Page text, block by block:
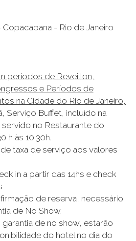
Copacabana - Rio de Janeiro
períodos de Reveillon,
e Períodos de
na Cidade do Rio de Janeiro,
Serviço Buffet, incluído na
servido no Restaurante do
h às 10:30h.
taxa de serviço aos valores
in a partir das 14hs e check
de reserva, necessário
de No Show.
garantia de no show, estarão
do hotel no dia do